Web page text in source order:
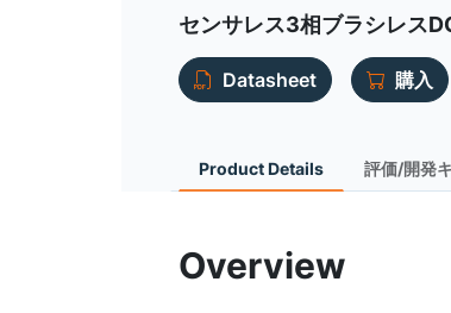
センサレス3相ブラシレス
Datasheet 購入
Product Details 評価/開発
Overview